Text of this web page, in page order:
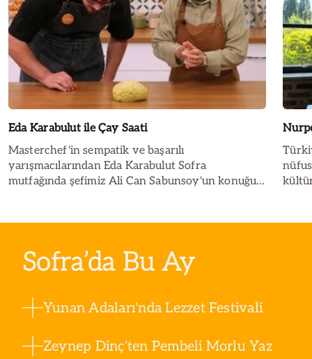
Eda Karabulut ile Çay Saati
Masterchef'in sempatik ve başarılı
yarışmacılarından Eda Karabulut Sofra
mutfağında şefimiz Ali Can Sabunsoy'un konuğu
denemelisiniz!
Sofra’da Bu Ay
Yunan Adaları'nda Lezzet Festivali
Zeynep Dinç'ten Pembeli Morlu Yaz